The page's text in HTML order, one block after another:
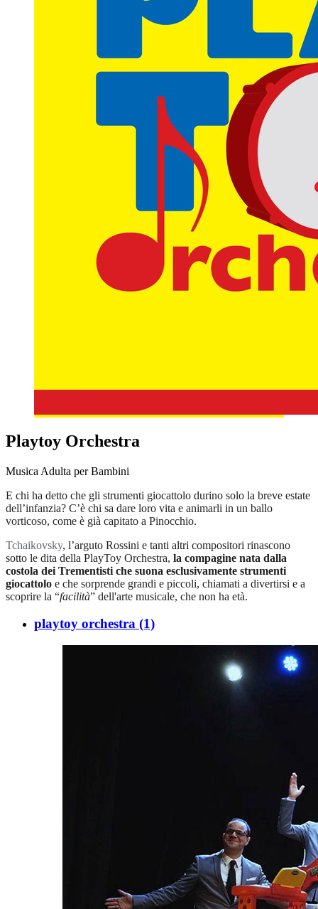
Playtoy Orchestra
Musica Adulta per Bambini
E chi ha detto che gli strumenti giocattolo durino solo la breve estate
dell’infanzia? C’è chi sa dare loro vita e animarli in un ballo
vorticoso, come è già capitato a Pinocchio.
Tchaikovsky, l’arguto Rossini e tanti altri compositori rinascono
sotto le dita della PlayToy Orchestra, la compagine nata dalla
costola dei Trementisti che suona esclusivamente strumenti
giocattolo e che sorprende grandi e piccoli, chiamati a divertirsi e a
scoprire la “facilità” dell'arte musicale, che non ha età.
playtoy orchestra (1)